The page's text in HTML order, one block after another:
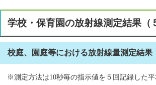
学校・保育園の放射線測定結果（
校庭、園庭等における放射線量測定結果
※測定方法は10秒毎の指示値を５回記録した平